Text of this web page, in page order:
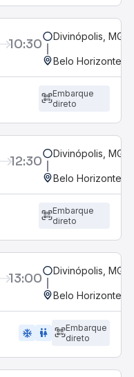
10:30 Divinópolis, MG -
Belo Horizonte,
Embarque
direto
12:30 Divinópolis, MG -
Belo Horizonte,
Embarque
direto
13:00 Divinópolis, MG -
Belo Horizonte,
ac_unit wc
Embarque
direto